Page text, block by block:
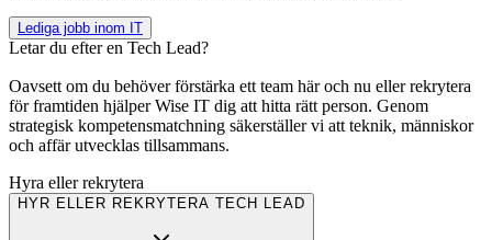
Lediga jobb inom IT
Letar du efter en Tech Lead?
Oavsett om du behöver förstärka ett team här och nu eller rekrytera
för framtiden hjälper Wise IT dig att hitta rätt person. Genom
strategisk kompetensmatchning säkerställer vi att teknik, människor
och affär utvecklas tillsammans.
Hyra eller rekrytera
HYR ELLER REKRYTERA TECH LEAD